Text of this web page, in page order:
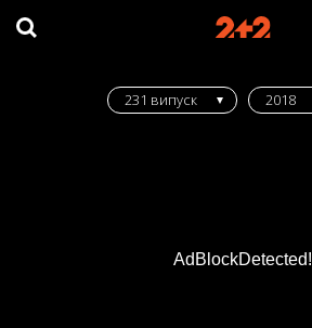
AdBlockDetected!
231 випуск 2018